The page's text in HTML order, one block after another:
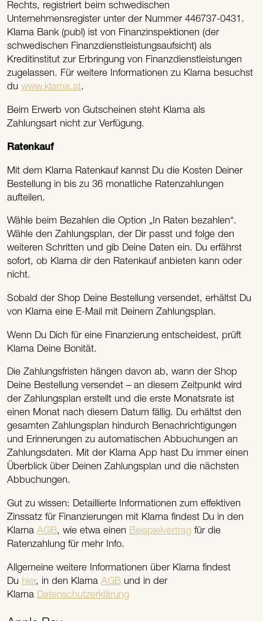
Rechts, registriert beim schwedischen
Unternehmensregister unter der Nummer 446737-0431.
Klarna Bank (publ) ist von Finanzinspektionen (der
schwedischen Finanzdienstleistungsaufsicht) als
Kreditinstitut zur Erbringung von Finanzdienstleistungen
zugelassen. Für weitere Informationen zu Klarna besuchst
duwww.klarna.at.
Beim Erwerb von Gutscheinen steht Klarna als
Zahlungsart nicht zur Verfügung.
Ratenkauf
Mit dem Klarna Ratenkauf kannst Du die Kosten Deiner
Bestellung in bis zu 36 monatliche Ratenzahlungen
aufteilen.
Wähle beim Bezahlen die Option „In Raten bezahlen“.
Wähle den Zahlungsplan, der Dir passt und folge den
weiteren Schritten und gib Deine Daten ein. Du erfährst
sofort, ob Klarna dir den Ratenkauf anbieten kann oder
nicht.
Sobald der Shop Deine Bestellung versendet, erhältst Du
von Klarna eine E-Mail mit Deinem Zahlungsplan.
Wenn Du Dich für eine Finanzierung entscheidest, prüft
Klarna Deine Bonität.
Die Zahlungsfristen hängen davon ab, wann der Shop
Deine Bestellung versendet – an diesem Zeitpunkt wird
der Zahlungsplan erstellt und die erste Monatsrate ist
einen Monat nach diesem Datum fällig. Du erhältst den
gesamten Zahlungsplan hindurch Benachrichtigungen
und Erinnerungen zu automatischen Abbuchungen an
Zahlungsdaten. Mit der Klarna App hast Du immer einen
Überblick über Deinen Zahlungsplan und die nächsten
Abbuchungen.
Gut zu wissen: Detaillierte Informationen zum effektiven
Zinssatz für Finanzierungen mit Klarna findest Du in den
KlarnaAGB, wie etwa einen Beispielvertrag für die
Ratenzahlung für mehr Info.
Allgemeine weitere Informationen über Klarna findest
Du hier, in den KlarnaAGB und in der
Klarna Datenschutzerklärung